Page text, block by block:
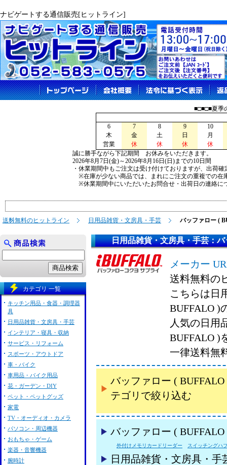
ナビゲートする通信販売[ヒットライン]
■□■□■夏季
6 7 8 9
10
木
金 土 日
月
営業
休 休 休
休
誠に勝手ながら下記期間 お休みをいただきます。
2026年8月7日(金)～2026年8月16日(日)までの10日間
・休業期間中もご注文は受け付けておりますが、出荷
※在庫が少ない商品では、まれにご注文の重複での在
※休業期間中にいただいたお問合せ・出荷日の連絡に
送料無料のヒットライン 日用品雑貨・文房具・手芸 バッファロー (
日用品雑貨・文房具・手芸：
メーカー
送料無料の
こちらは日
BUFFALO )
人気の日用
BUFFALO )
一律送料無
バッファロー (
テゴリで絞り込む
バッファロー (
外付けメモリカードリーダー スイッチングハ
日用品雑貨・文房具・
カテゴリ 一覧
キッチン用品・食器・調理器
具
日用品雑貨・文房具・手芸
インテリア・寝具・収納
サービス・リフォーム
スポーツ・アウトドア
車・バイク
車用品・バイク用品
花・ガーデン・DIY
ペット・ペットグッズ
家電
TV・オーディオ・カメラ
パソコン・周辺機器
おもちゃ・ゲーム
楽器・音響機器
腕時計